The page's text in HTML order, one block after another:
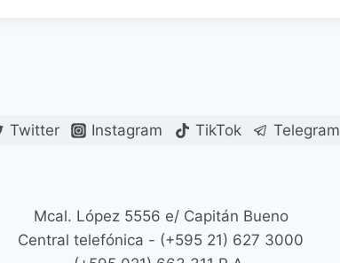
Twitter Instagram TikTok Telegram
Mcal. López 5556 e/ Capitán Bueno
Central telefónica - (+595 21) 627 3000